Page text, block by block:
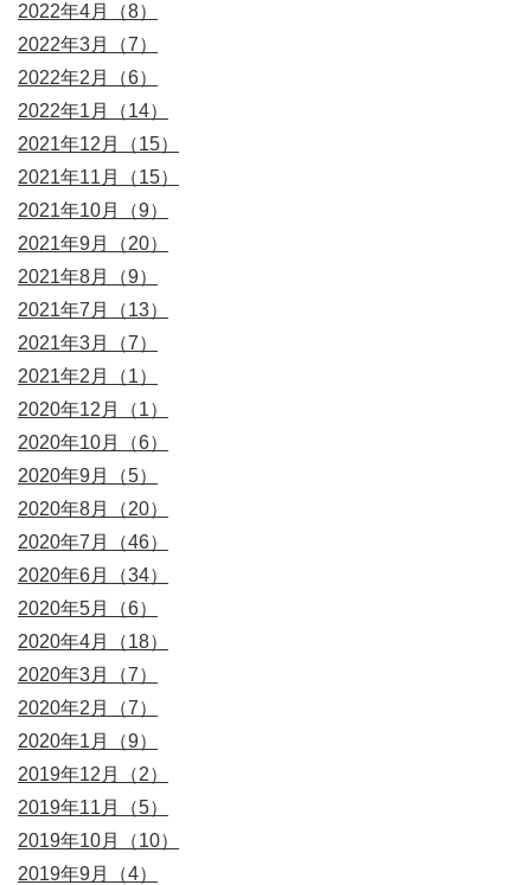
2022年4月（8）
2022年3月（7）
2022年2月（6）
2022年1月（14）
2021年12月（15）
2021年11月（15）
2021年10月（9）
2021年9月（20）
2021年8月（9）
2021年7月（13）
2021年3月（7）
2021年2月（1）
2020年12月（1）
2020年10月（6）
2020年9月（5）
2020年8月（20）
2020年7月（46）
2020年6月（34）
2020年5月（6）
2020年4月（18）
2020年3月（7）
2020年2月（7）
2020年1月（9）
2019年12月（2）
2019年11月（5）
2019年10月（10）
2019年9月（4）